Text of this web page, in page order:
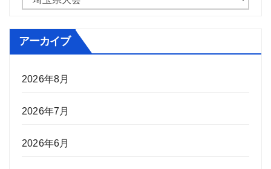
アーカイブ
2026年8月
2026年7月
2026年6月